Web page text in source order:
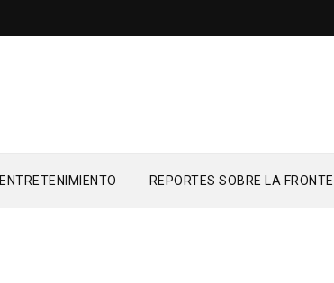
ENTRETENIMIENTO REPORTES SOBRE LA